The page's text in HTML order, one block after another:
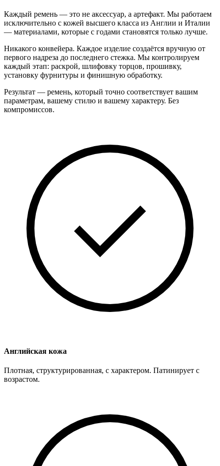
Каждый ремень — это не аксессуар, а артефакт. Мы работаем
исключительно с кожей высшего класса из Англии и Италии
— материалами, которые с годами становятся только лучше.
Никакого конвейера. Каждое изделие создаётся вручную от
первого надреза до последнего стежка. Мы контролируем
каждый этап: раскрой, шлифовку торцов, прошивку,
установку фурнитуры и финишную обработку.
Результат — ремень, который точно соответствует вашим
параметрам, вашему стилю и вашему характеру. Без
компромиссов.
Английская кожа
Плотная, структурированная, с характером. Патинирует с
возрастом.